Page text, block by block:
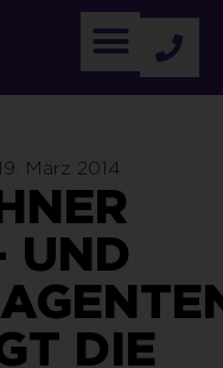
19. März 2014
UND
DIE